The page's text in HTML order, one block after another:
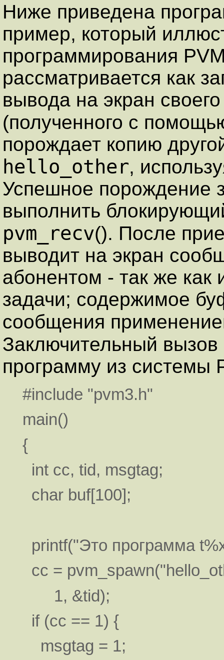
Ниже приведена
пример, который
программирования
рассматривается как
вывода на экран
(полученного с
порождает копию
hello_other,
Успешное порождение
выполнить
pvm_recv(). После
выводит на экран
абонентом - так же как
задачи; содержимое
сообщения
Заключительный вызов
программу из системы
#include "pvm3.h"
main()
{
int cc, tid, msgtag;
char buf[100];
printf("Это программа
cc =
1, &tid);
if (cc == 1) {
msgtag = 1;